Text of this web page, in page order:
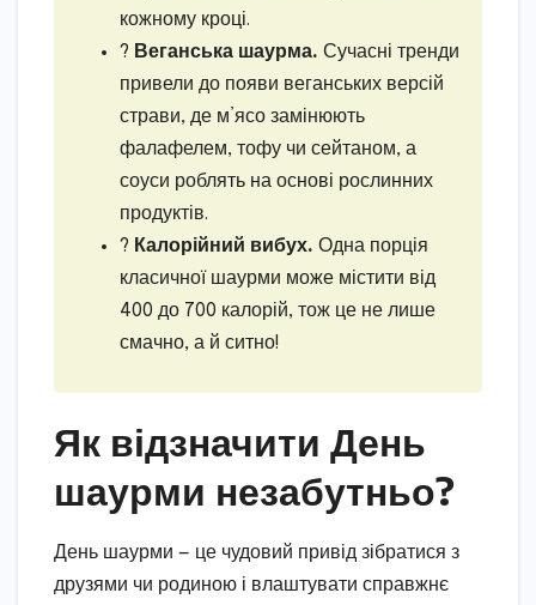
кожному кроці.
? Веганська шаурма. Сучасні тренди
привели до появи веганських версій
страви, де м’ясо замінюють
фалафелем, тофу чи сейтаном, а
соуси роблять на основі рослинних
продуктів.
? Калорійний вибух. Одна порція
класичної шаурми може містити від
400 до 700 калорій, тож це не лише
смачно, а й ситно!
Як відзначити День
шаурми незабутньо?
День шаурми — це чудовий привід зібратися з
друзями чи родиною і влаштувати справжнє